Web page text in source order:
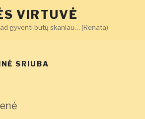
VIRTUVĖ
gyventi būtų skaniau… (Renata)
SRIUBA